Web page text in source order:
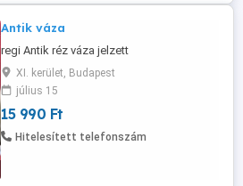
Antik váza
regi Antik réz váza jelzett
XI. kerület, Budapest
július 15
15 990 Ft
Hitelesített telefonszám